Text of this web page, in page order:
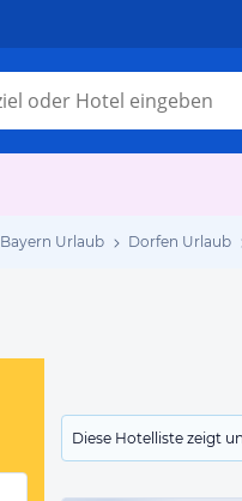
Bayern Urlaub Dorfen Urlaub
Diese Hotelliste zeigt